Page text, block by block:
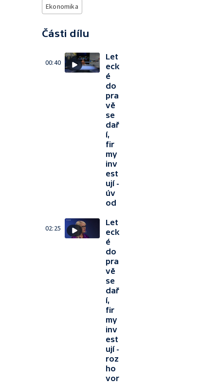
Ekonomika
Části dílu
00:40
Let
eck
é
do
pra
vě
se
dař
í,
fir
my
inv
est
ují -
úv
od
02:25
Let
eck
é
do
pra
vě
se
dař
í,
fir
my
inv
est
ují -
roz
ho
vor